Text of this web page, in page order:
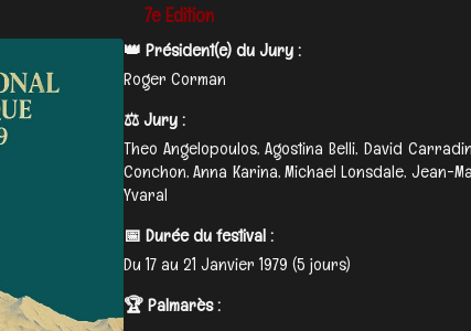
7e Edition
👑 Président(e) du Jury :
Roger Corman
⚖️ Jury :
Theo Angelopoulos, Agostina Belli, David
Conchon, Anna Karina, Michael Lonsdale, Jean-
Yvaral
📅 Durée du festival :
Du 17 au 21 Janvier 1979 (5 jours)
🏆 Palmarès :